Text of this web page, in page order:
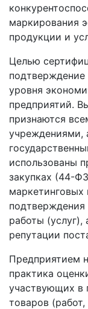
маркирования
продукции и
Целью
подтверждение
уровня
предприятий.
признаются
учреждениями,
использованы
закупках (44-
подтверждения
работы
репутации
Предприятием
практика
участвующих в
товаров